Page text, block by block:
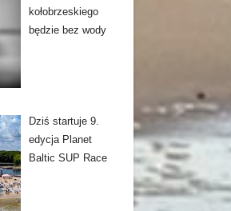
kołobrzeskiego
będzie bez wody
Dziś startuje 9.
edycja Planet
Baltic SUP Race